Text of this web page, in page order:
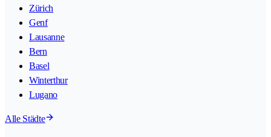
Zürich
Genf
Lausanne
Bern
Basel
Winterthur
Lugano
Alle Städte